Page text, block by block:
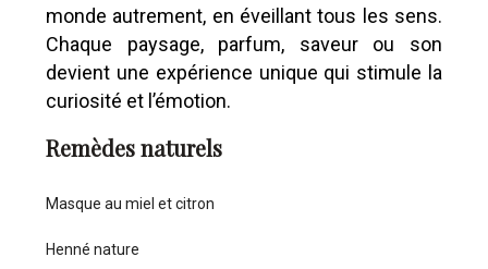
monde autrement, en éveillant tous les sens.
Chaque paysage, parfum, saveur ou son
devient une expérience unique qui stimule la
curiosité et l’émotion.
Remèdes naturels
Masque au miel et citron
Henné nature